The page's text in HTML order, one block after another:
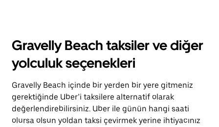
Gravelly Beach taksiler ve diğer
yolculuk seçenekleri
Gravelly Beach içinde bir yerden bir yere gitmeniz
gerektiğinde Uber’i taksilere alternatif olarak
değerlendirebilirsiniz. Uber ile günün hangi saati
olursa olsun yoldan taksi çevirmek yerine ihtiyacınız